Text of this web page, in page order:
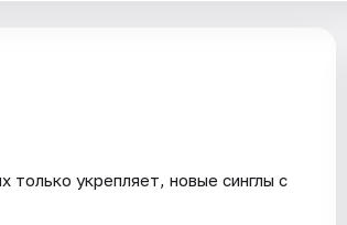
только укрепляет, новые синглы с